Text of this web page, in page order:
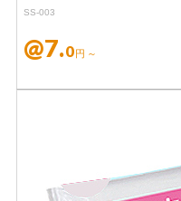
SS-003
@7.0 円～